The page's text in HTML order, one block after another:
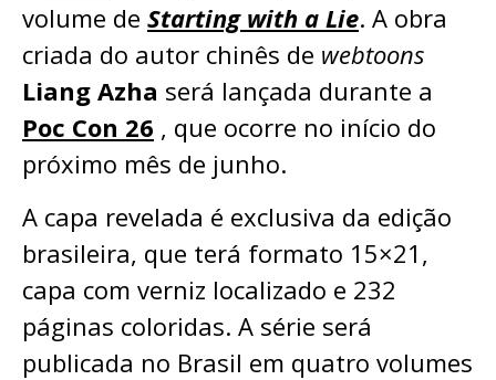
volume de Starting with a Lie. A obra
criada do autor chinês de webtoons
Liang Azha será lançada durante a
Poc Con 26 , que ocorre no início do
próximo mês de junho.
A capa revelada é exclusiva da edição
brasileira, que terá formato 15×21,
capa com verniz localizado e 232
páginas coloridas. A série será
publicada no Brasil em quatro volumes